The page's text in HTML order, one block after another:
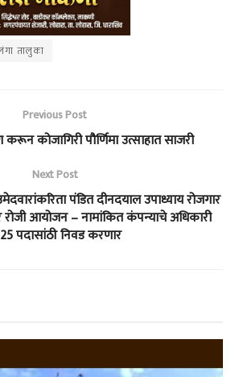
तालुका
Previous Post
कोजागिरी पौर्णिमा उत्साहात साजरी
Next Post
पंडित दीनदयाल उपाध्याय रोजगार
आयोजन – नामांकित कंपन्याचे अधिकारी
पदासांठी निवड करणार